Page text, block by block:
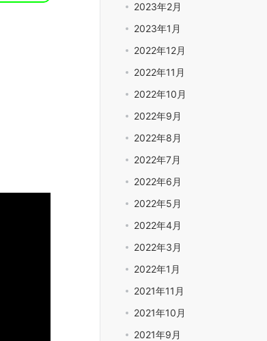
2023年2月
2023年1月
2022年12月
2022年11月
2022年10月
2022年9月
2022年8月
2022年7月
2022年6月
2022年5月
2022年4月
2022年3月
2022年1月
2021年11月
2021年10月
2021年9月